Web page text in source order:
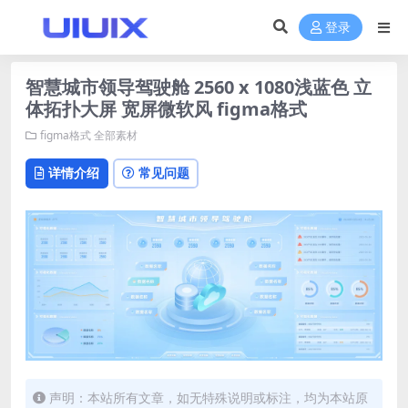
登录
智慧城市领导驾驶舱 2560 x 1080浅蓝色 立
体拓扑大屏 宽屏微软风 figma格式
figma格式全部素材
详情介绍 常见问题
声明：本站所有文章，如无特殊说明或标注，均为本站原